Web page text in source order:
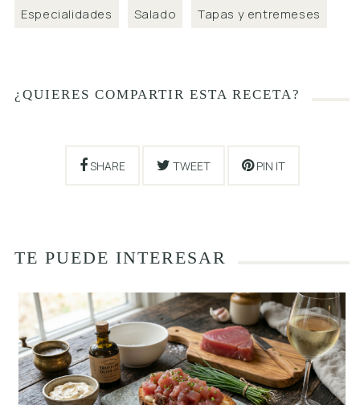
Especialidades Salado Tapas y entremeses
¿QUIERES COMPARTIR ESTA RECETA?
SHARE TWEET PIN IT
TE PUEDE INTERESAR